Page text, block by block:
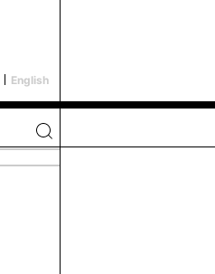
English